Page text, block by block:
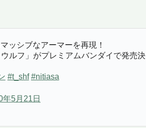
ッシブなアーマーを再現！
ルフ」がプレミアムバンダイで発売決
#t_shf #nitiasa
年5月21日